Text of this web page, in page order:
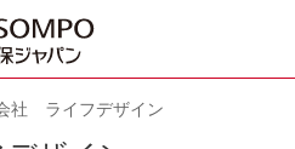
社 ライフデザイン